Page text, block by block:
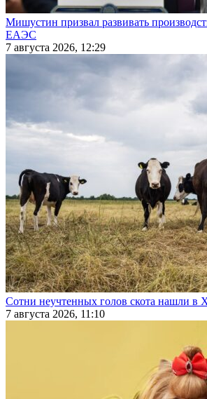
Мишустин призвал развивать
ЕАЭС
7 августа 2026, 12:29
Сотни неучтенных голов скота нашли в
7 августа 2026, 11:10